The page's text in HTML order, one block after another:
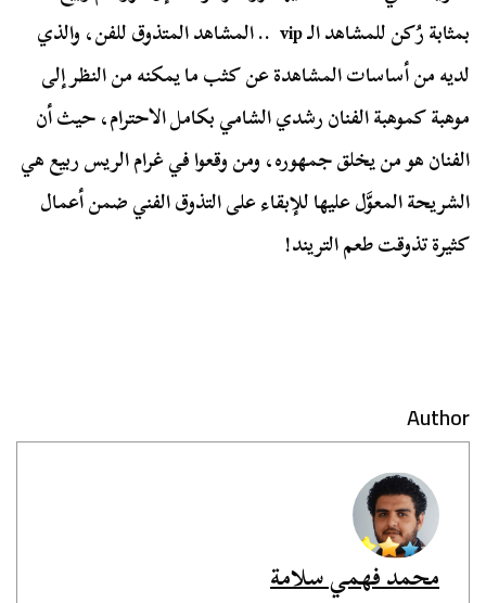
بمثابة رُكن للمشاهد الـvip .. المشاهد المتذوق للفن، والذي
لديه من أساسات المشاهدة عن كثب ما يمكنه من النظر إلى
موهبة كموهبة الفنان رشدي الشامي بكامل الاحترام، حيث أن
الفنان هو من يخلق جمهوره، ومن وقعوا في غرام الريس ربيع هي
الشريحة المعوَّل عليها للإبقاء على التذوق الفني ضمن أعمال
كثيرة تذوقت طعم التريند!
Author
محمد فهمي سلامة